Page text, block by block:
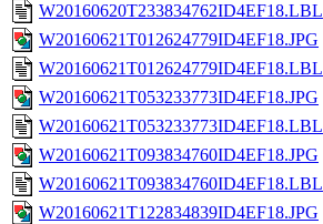
W20160620T233834762ID4EF18.LBL
W20160621T012624779ID4EF18.JPG
W20160621T012624779ID4EF18.LBL
W20160621T053233773ID4EF18.JPG
W20160621T053233773ID4EF18.LBL
W20160621T093834760ID4EF18.JPG
W20160621T093834760ID4EF18.LBL
W20160621T122834839ID4EF18.JPG